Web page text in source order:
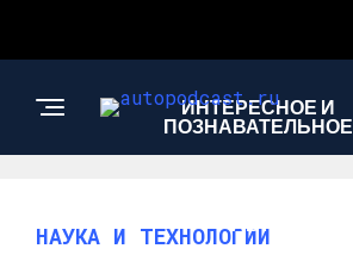
ИНТЕРЕСНОЕ И
ПОЗНАВАТЕЛЬНОЕ
АВТО
НАУКА И ТЕХНОЛОГИИ